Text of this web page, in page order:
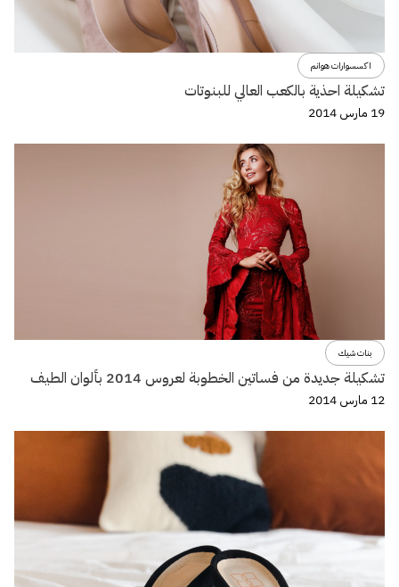
اكسسوارات هوانم
تشكيلة احذية بالكعب العالي للبنوتات
19 مارس 2014
بنات شيك
تشكيلة جديدة من فساتين الخطوبة لعروس 2014 بألوان الطيف
12 مارس 2014